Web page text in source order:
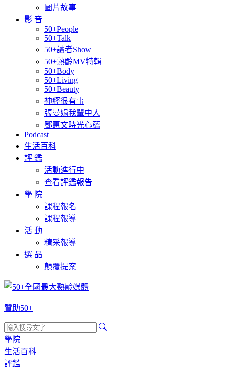
圖片故事
影 音
50+People
50+Talk
50+讀者Show
50+熟齡MV特輯
50+Body
50+Living
50+Beauty
神經很有事
張曼娟我輩中人
鄧惠文時光心蘊
Podcast
生活百科
評 鑑
活動進行中
查看評鑑報告
學 院
課程報名
課程報導
活 動
精采報導
選 品
顛覆提案
贊助50+
學院
生活百科
評鑑